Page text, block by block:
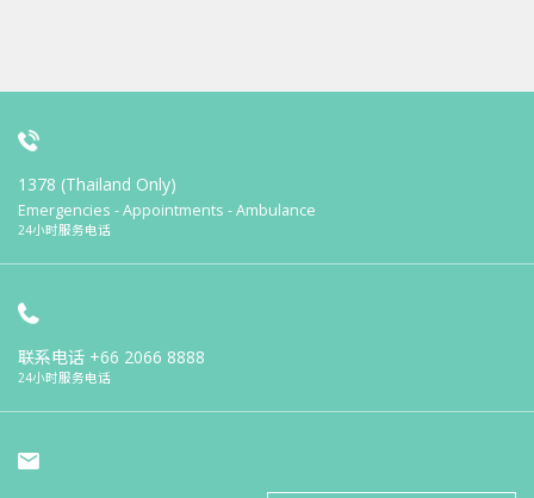
1378 (Thailand Only)
Emergencies - Appointments - Ambulance
24小时服务电话
联系电话 +66 2066 8888
24小时服务电话